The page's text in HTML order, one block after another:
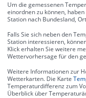
Um die gemessenen
einordnen zu können,
Station nach Bundesland,
Falls Sie sich neben den
Station interessieren,
Klick erhalten Sie weitere
Wettervorhersage für den
Weitere Informationen zur
Wetterkarten. Die Karte
Temperaturdifferenz zum
Überblick über